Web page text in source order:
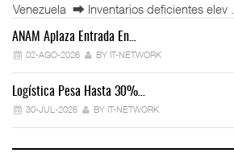
Venezuela ⮕ Inventarios deficientes elev ...
ANAM Aplaza Entrada En…
02-AGO-2026 BY IT-NETWORK
Logística Pesa Hasta 30%…
30-JUL-2026 BY IT-NETWORK